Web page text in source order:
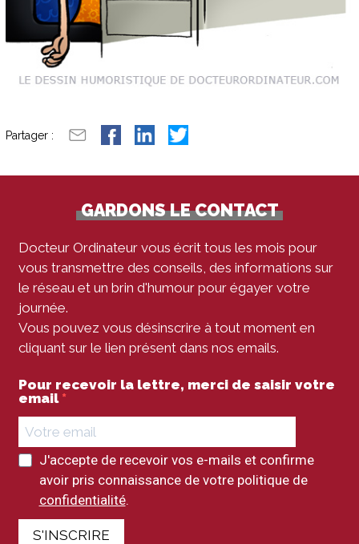
Partager :
GARDONS LE CONTACT
Docteur Ordinateur vous écrit tous les mois pour
vous transmettre des conseils, des informations sur
le réseau et un brin d'humour pour égayer votre
journée.
Vous pouvez vous désinscrire à tout moment en
cliquant sur le lien présent dans nos emails.
Pour recevoir la lettre, merci de saisir votre
email
J'accepte de recevoir vos e-mails et confirme
avoir pris connaissance de votre politique de
confidentialité.
S'INSCRIRE